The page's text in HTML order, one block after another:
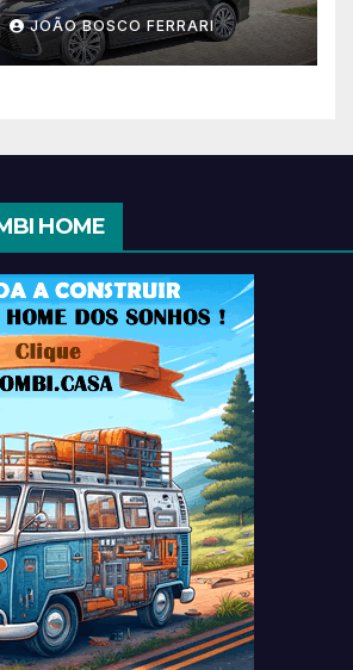
JOÃO BOSCO FERRARI
HOME